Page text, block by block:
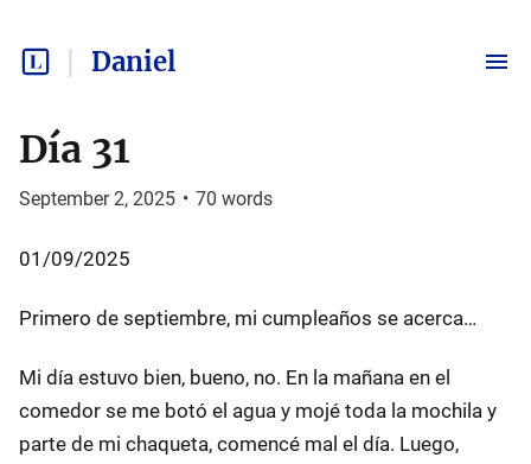
Daniel
Día 31
September 2, 2025 • 70 words
01/09/2025
Primero de septiembre, mi cumpleaños se acerca…
Mi día estuvo bien, bueno, no. En la mañana en el
comedor se me botó el agua y mojé toda la mochila y
parte de mi chaqueta, comencé mal el día. Luego,